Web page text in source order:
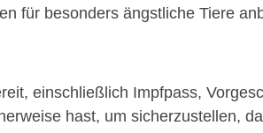
für besonders ängstliche Tiere
einschließlich Impfpass,
hast, um sicherzustellen,